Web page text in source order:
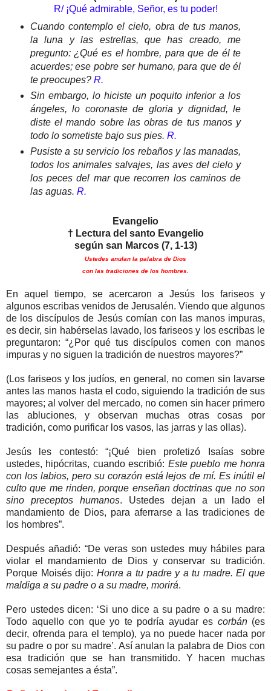
R/ ¡Qué admirable, Señor, es tu poder!
Cuando contemplo el cielo, obra de tus manos,
la luna y las estrellas, que has creado, me
pregunto: ¿Qué es el hombre, para que de él te
acuerdes; ese pobre ser humano, para que de él
te preocupes? R.
Sin embargo, lo hiciste un poquito inferior a los
ángeles, lo coronaste de gloria y dignidad, le
diste el mando sobre las obras de tus manos y
todo lo sometiste bajo sus pies. R.
Pusiste a su servicio los rebaños y las manadas,
todos los animales salvajes, las aves del cielo y
los peces del mar que recorren los caminos de
las aguas. R.
Evangelio
† Lectura del santo Evangelio
según san Marcos (7, 1-13)
Ustedes anulan la palabra de Dios
con las tradiciones de los hombres.
En aquel tiempo, se acercaron a Jesús los fariseos y
algunos escribas venidos de Jerusalén. Viendo que algunos
de los discípulos de Jesús comían con las manos impuras,
es decir, sin habérselas lavado, los fariseos y los escribas le
preguntaron: “¿Por qué tus discípulos comen con manos
impuras y no siguen la tradición de nuestros mayores?”
(Los fariseos y los judíos, en general, no comen sin lavarse
antes las manos hasta el codo, siguiendo la tradición de sus
mayores; al volver del mercado, no comen sin hacer primero
las abluciones, y observan muchas otras cosas por
tradición, como purificar los vasos, las jarras y las ollas).
Jesús les contestó: “¡Qué bien profetizó Isaías sobre
ustedes, hipócritas, cuando escribió: Este pueblo me honra
con los labios, pero su corazón está lejos de mí. Es inútil el
culto que me rinden, porque enseñan doctrinas que no son
sino preceptos humanos. Ustedes dejan a un lado el
mandamiento de Dios, para aferrarse a las tradiciones de
los hombres”.
Después añadió: “De veras son ustedes muy hábiles para
violar el mandamiento de Dios y conservar su tradición.
Porque Moisés dijo: Honra a tu padre y a tu madre. El que
maldiga a su padre o a su madre, morirá.
Pero ustedes dicen: ‘Si uno dice a su padre o a su madre:
Todo aquello con que yo te podría ayudar es corbán(es
decir, ofrenda para el templo), ya no puede hacer nada por
su padre o por su madre’. Así anulan la palabra de Dios con
esa tradición que se han transmitido. Y hacen muchas
cosas semejantes a ésta”.